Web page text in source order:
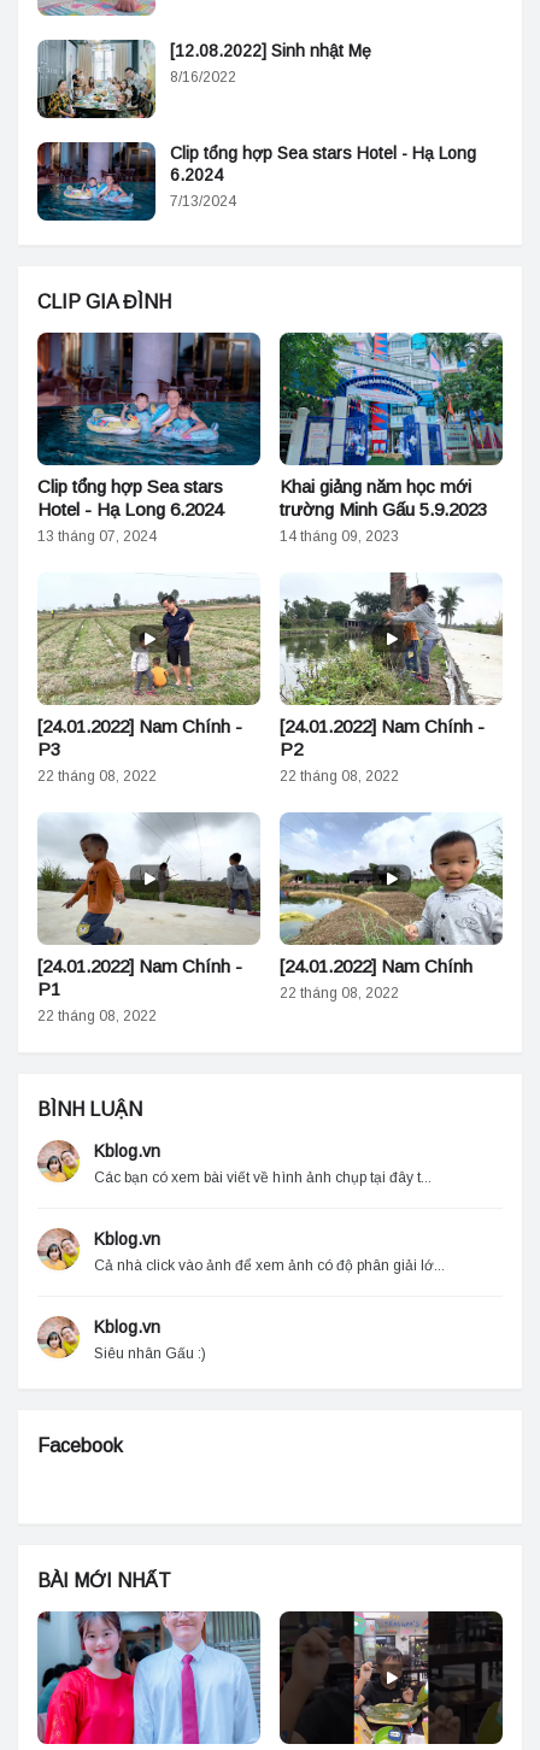
[12.08.2022] Sinh nhật Mẹ
8/16/2022
Clip tổng hợp Sea stars Hotel - Hạ Long
6.2024
7/13/2024
CLIP GIA ĐÌNH
Clip tổng hợp Sea stars
Hotel - Hạ Long 6.2024
13 tháng 07, 2024
Khai giảng năm học mới
trường Minh Gấu 5.9.2023
14 tháng 09, 2023
[24.01.2022] Nam Chính -
P3
22 tháng 08, 2022
[24.01.2022] Nam Chính -
P2
22 tháng 08, 2022
[24.01.2022] Nam Chính -
P1
22 tháng 08, 2022
[24.01.2022] Nam Chính
22 tháng 08, 2022
BÌNH LUẬN
Kblog.vn
Các bạn có xem bài viết về hình ảnh chụp tại đây t...
Kblog.vn
Cả nhà click vào ảnh để xem ảnh có độ phân giải lớ...
Kblog.vn
Siêu nhân Gấu :)
Facebook
BÀI MỚI NHẤT